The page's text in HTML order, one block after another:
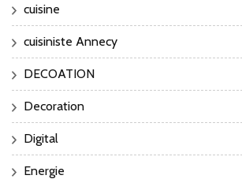
cuisine
cuisiniste Annecy
DECOATION
Decoration
Digital
Energie